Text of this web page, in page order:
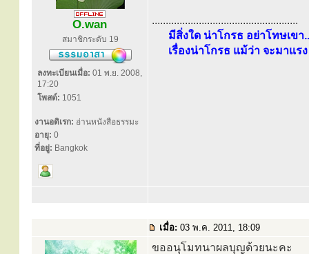
O.wan
สมาชิกระดับ 19
ลงทะเบียนเมื่อ: 01 พ.ย. 2008,
17:20
โพสต์: 1051
งานอดิเรก: อ่านหนังสือธรรมะ
อายุ: 0
ที่อยู่: Bangkok
.....................................................
มีสิ่งใด น่าโกรธ อย่าโทษเขา
เรื่องน่าโกรธ แม้ว่า จะมาแร
เมื่อ: 03 พ.ค. 2011, 18:09
ขออนุโมทนาผลบุญด้วยนะคะ